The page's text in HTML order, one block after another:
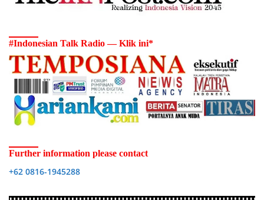
#Indonesian Talk Radio — Klik ini*
Further information please contact
+62 0816-1945288